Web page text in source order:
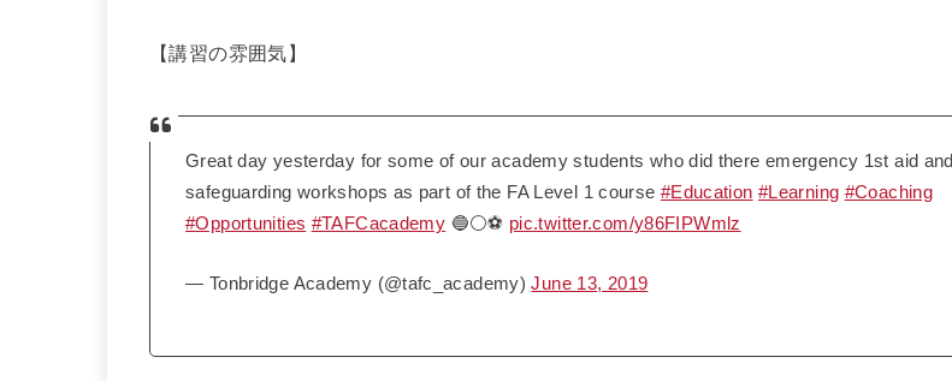
【講習の雰囲気】
Great day yesterday for some of our academy students who did there emergency 1st aid and
safeguarding workshops as part of the FA Level 1 course #Education #Learning #Coaching
#Opportunities #TAFCacademy 🔵⚪️⚽️ pic.twitter.com/y86FIPWmlz
— Tonbridge Academy (@tafc_academy)June 13, 2019